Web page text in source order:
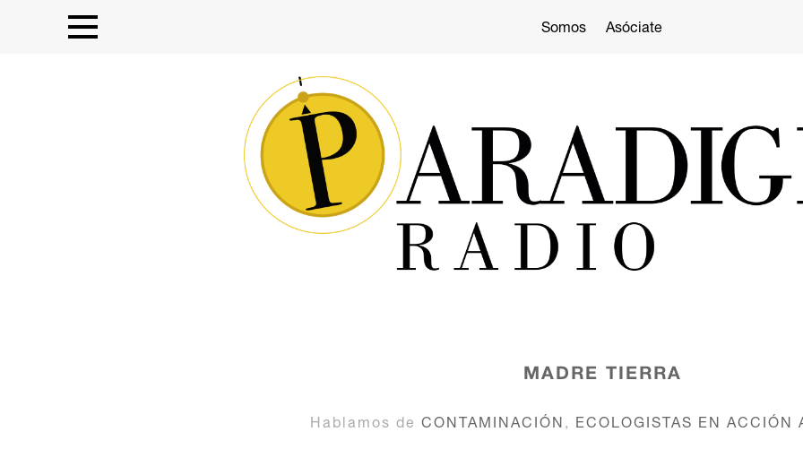
Somos Asóciate
MADRE TIERRA
Hablamos de CONTAMINACIÓN , ECOLOGISTAS EN ACCIÓN